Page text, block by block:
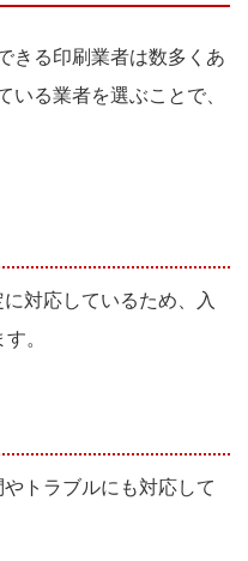
きる印刷業者は数多くあ
る業者を選ぶことで、
対応しているため、入
。
トラブルにも対応して